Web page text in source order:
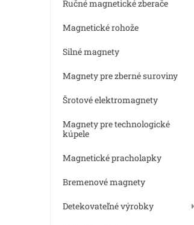
Ručné magnetické zberače
Magnetické rohože
Silné magnety
Magnety pre zberné suroviny
Šrotové elektromagnety
Magnety pre technologické
kúpele
Magnetické pracholapky
Bremenové magnety
Detekovateľné výrobky